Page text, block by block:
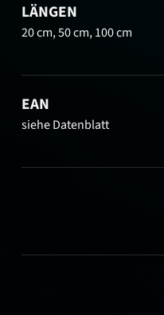
LÄNGEN
20 cm, 50 cm, 100 cm
EAN
siehe Datenblatt